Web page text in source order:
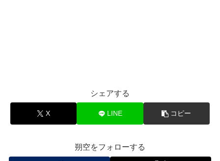
シェアする
X LINE コピー
朔空をフォローする